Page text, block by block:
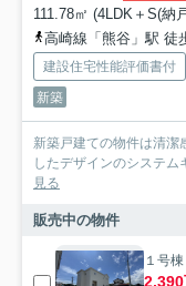
111.78㎡ (4LDK＋S(納
高崎線「熊谷」駅 徒
建設住宅性能評価書付
新築
新築戸建ての物件は清潔
したデザインのシステム
見る
販売中の物件
１号棟
2,390